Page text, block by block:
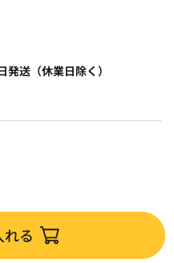
送（休業日除く）
れる